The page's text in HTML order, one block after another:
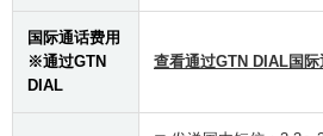
国际通话费用
※通过GTN
DIAL
查看通过GTN DIAL国际